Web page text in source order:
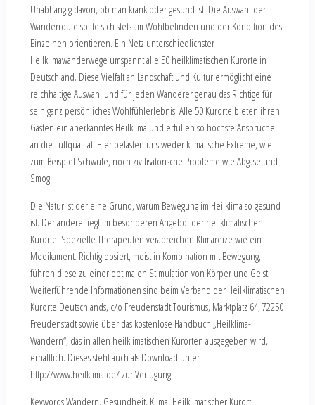
Unabhängig davon, ob man krank oder gesund ist: Die Auswahl der
Wanderroute sollte sich stets am Wohlbefinden und der Kondition des
Einzelnen orientieren. Ein Netz unterschiedlichster
Heilklimawanderwege umspannt alle 50 heilklimatischen Kurorte in
Deutschland. Diese Vielfalt an Landschaft und Kultur ermöglicht eine
reichhaltige Auswahl und für jeden Wanderer genau das Richtige für
sein ganz persönliches Wohlfühlerlebnis. Alle 50 Kurorte bieten ihren
Gästen ein anerkanntes Heilklima und erfüllen so höchste Ansprüche
an die Luftqualität. Hier belasten uns weder klimatische Extreme, wie
zum Beispiel Schwüle, noch zivilisatorische Probleme wie Abgase und
Smog.
Die Natur ist der eine Grund, warum Bewegung im Heilklima so gesund
ist. Der andere liegt im besonderen Angebot der heilklimatischen
Kurorte: Spezielle Therapeuten verabreichen Klimareize wie ein
Medikament. Richtig dosiert, meist in Kombination mit Bewegung,
führen diese zu einer optimalen Stimulation von Körper und Geist.
Weiterführende Informationen sind beim Verband der Heilklimatischen
Kurorte Deutschlands, c/o Freudenstadt Tourismus, Marktplatz 64, 72250
Freudenstadt sowie über das kostenlose Handbuch „Heilklima-
Wandern“, das in allen heilklimatischen Kurorten ausgegeben wird,
erhältlich. Dieses steht auch als Download unter
http://www.heilklima.de/ zur Verfügung.
Keywords:Wandern, Gesundheit, Klima, Heilklimatischer Kurort